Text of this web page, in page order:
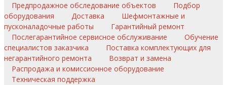
Предпродажное обследование объектов
Подбор
оборудования
Доставка
Шефмонтажные и
пусконаладочные работы
Гарантийный ремонт
Послегарантийное сервисное обслуживание
Обучение
специалистов заказчика
Поставка комплектующих для
негарантийного ремонта
Возврат и замена
Распродажа и комиссионное оборудование
Техническая поддержка